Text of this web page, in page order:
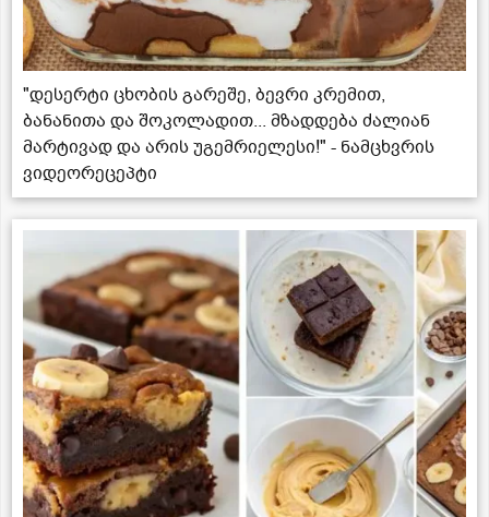
"დესერტი ცხობის გარეშე, ბევრი კრემით,
ბანანითა და შოკოლადით... მზადდება ძალიან
მარტივად და არის უგემრიელესი!" - ნამცხვრის
ვიდეორეცეპტი